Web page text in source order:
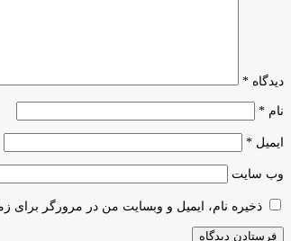
دیدگاه *
نام *
ایمیل *
وب‌ سایت
ذخیره نام، ایمیل و وبسایت من در مرورگر برای